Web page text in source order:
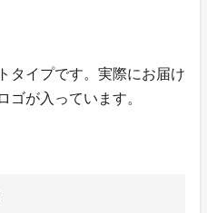
タイプです。実際にお届け
ゴが入っています。